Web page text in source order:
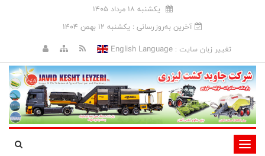
يکشنبه 18 مرداد 1405
آخرین به‌روزرسانی : يکشنبه 12 بهمن 1404
تغییر زبان سایت :English Language
تغییر